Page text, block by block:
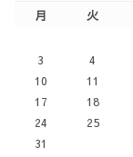
月 火
3
4
10
11
17
18
24
25
31